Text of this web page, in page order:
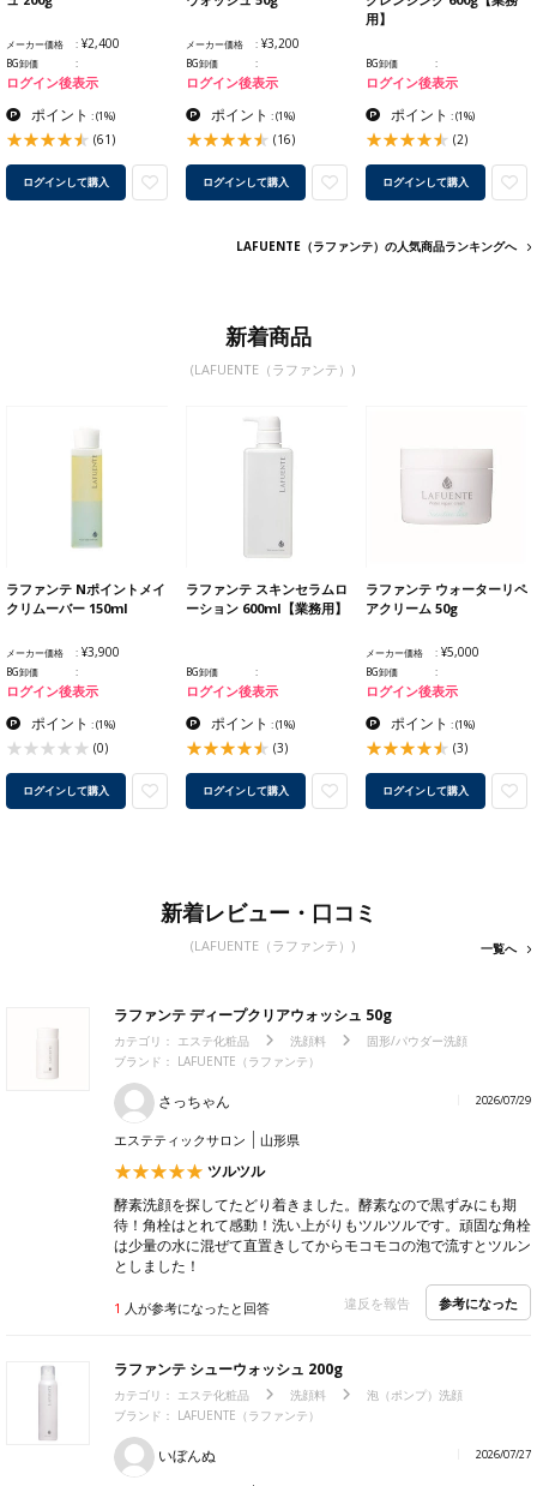
メーカー価格 ¥2,400
BG卸価
ログイン後表示
ポイント :(1%)
(61)
ログインして購入
メーカー価格 ¥3,200
BG卸価
ログイン後表示
ポイント :(1%)
(16)
ログインして購入
用】
BG卸価
ログイン後表示
ポイント :(1%)
(2)
ログインして購入
LAFUENTE（ラファンテ）の人気商品ランキングへ
新着商品
(LAFUENTE（ラファンテ）)
ラファンテ Nポイントメイ
クリムーバー 150ml
メーカー価格 ¥3,900
BG卸価
ログイン後表示
ポイント :(1%)
(0)
ログインして購入
ラファンテ スキンセラムロ
ーション 600ml【業務用】
BG卸価
ログイン後表示
ポイント :(1%)
(3)
ログインして購入
ラファンテ ウォーターリペ
アクリーム 50g
メーカー価格 ¥5,000
BG卸価
ログイン後表示
ポイント :(1%)
(3)
ログインして購入
新着レビュー・口コミ
(LAFUENTE（ラファンテ）) 一覧へ
ラファンテ ディープクリアウォッシュ 50g
カテゴリ： エステ化粧品 洗顔料
固形/パウダー洗顔
ブランド： LAFUENTE（ラファンテ）
さっちゃん 2026/07/29
エステティックサロン 山形県
ツルツル
酵素洗顔を探してたどり着きました。酵素なので黒ずみにも期
待！角栓はとれて感動！洗い上がりもツルツルです。頑固な角栓
は少量の水に混ぜて直置きしてからモコモコの泡で流すとツルン
としました！
1 人が参考になったと回答 違反を報告 参考になった
ラファンテ シューウォッシュ 200g
カテゴリ： エステ化粧品 洗顔料
泡（ポンプ）洗顔
ブランド： LAFUENTE（ラファンテ）
いぼんぬ 2026/07/27